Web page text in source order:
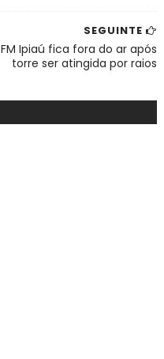
SEGUINTE
FM Ipiaú fica fora do ar após
torre ser atingida por raios